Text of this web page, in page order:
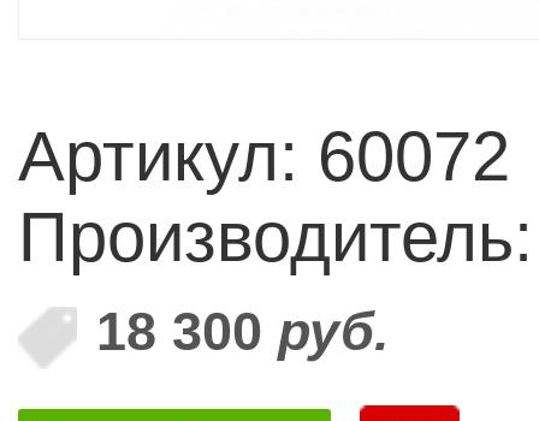
Артикул: 60072
18 300 руб.